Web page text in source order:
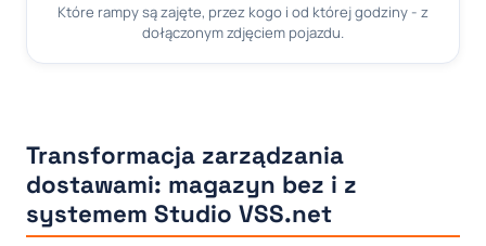
Które rampy są zajęte, przez kogo i od której godziny - z
dołączonym zdjęciem pojazdu.
Transformacja zarządzania
dostawami: magazyn bez i z
systemem Studio VSS.net